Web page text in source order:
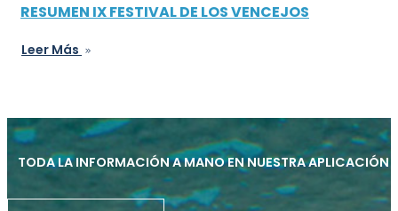
RESUMEN IX FESTIVAL DE LOS VENCEJOS
Leer Más
TODA LA INFORMACIÓN A MANO EN NUESTRA APLICACIÓN